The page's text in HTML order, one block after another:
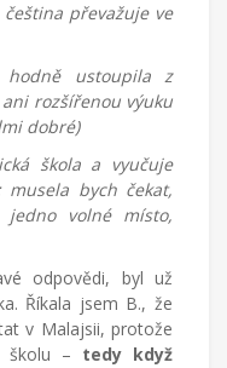
převažuje ve
ustoupila z
rozšířenou výuku
dobré)
škola a vyučuje
bych čekat,
volné místo,
odpovědi, byl už
Říkala jsem B., že
v Malajsii, protože
školu – tedy když